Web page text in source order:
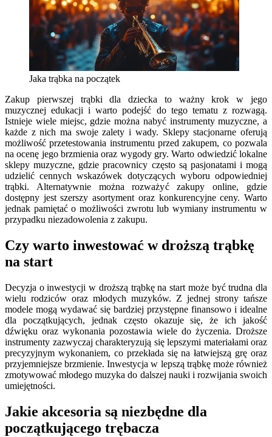
Jaka trąbka na początek
Zakup pierwszej trąbki dla dziecka to ważny krok w jego
muzycznej edukacji i warto podejść do tego tematu z rozwagą.
Istnieje wiele miejsc, gdzie można nabyć instrumenty muzyczne, a
każde z nich ma swoje zalety i wady. Sklepy stacjonarne oferują
możliwość przetestowania instrumentu przed zakupem, co pozwala
na ocenę jego brzmienia oraz wygody gry. Warto odwiedzić lokalne
sklepy muzyczne, gdzie pracownicy często są pasjonatami i mogą
udzielić cennych wskazówek dotyczących wyboru odpowiedniej
trąbki. Alternatywnie można rozważyć zakupy online, gdzie
dostępny jest szerszy asortyment oraz konkurencyjne ceny. Warto
jednak pamiętać o możliwości zwrotu lub wymiany instrumentu w
przypadku niezadowolenia z zakupu.
Czy warto inwestować w droższą trąbkę
na start
Decyzja o inwestycji w droższą trąbkę na start może być trudna dla
wielu rodziców oraz młodych muzyków. Z jednej strony tańsze
modele mogą wydawać się bardziej przystępne finansowo i idealne
dla początkujących, jednak często okazuje się, że ich jakość
dźwięku oraz wykonania pozostawia wiele do życzenia. Droższe
instrumenty zazwyczaj charakteryzują się lepszymi materiałami oraz
precyzyjnym wykonaniem, co przekłada się na łatwiejszą grę oraz
przyjemniejsze brzmienie. Inwestycja w lepszą trąbkę może również
zmotywować młodego muzyka do dalszej nauki i rozwijania swoich
umiejętności.
Jakie akcesoria są niezbędne dla
początkującego trębacza